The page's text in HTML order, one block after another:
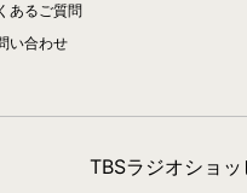
あるご質問
い合わせ
TBSラジオショ